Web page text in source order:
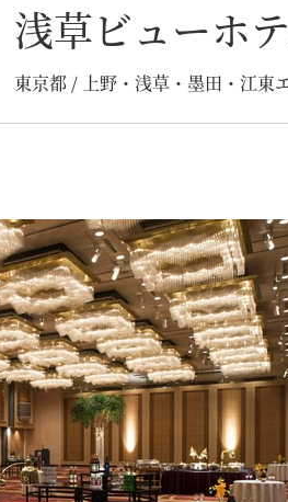
浅草ビューホ
東京都 / 上野・浅草・墨田・江東